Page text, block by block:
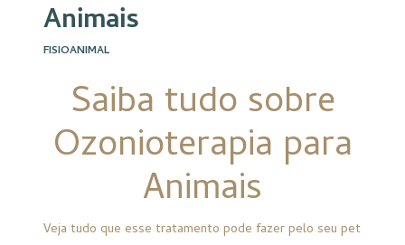
Animais
FISIOANIMAL
Saiba tudo sobre
Ozonioterapia para
Animais
Veja tudo que esse tratamento pode fazer pelo seu pet